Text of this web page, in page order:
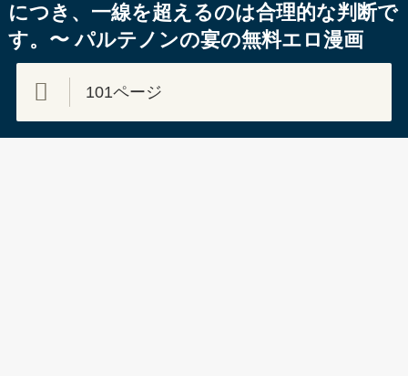
につき、一線を超えるのは合理的な判断で
す。〜 パルテノンの宴の無料エロ漫画
101ページ